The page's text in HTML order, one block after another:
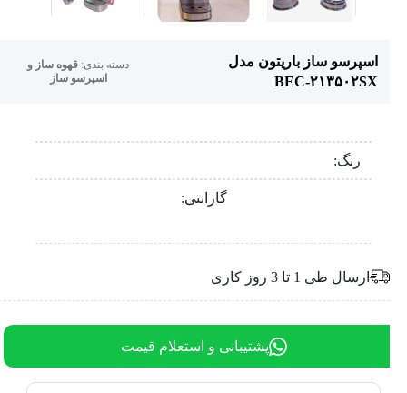
اسپرسو ساز باریتون مدل
BEC-۲۱۳۵۰۲SX
دسته بندی:قهوه ساز و
اسپرسو ساز
رنگ:
گارانتی:
ارسال طی 1 تا 3 روز کاری
پشتیبانی و استعلام قیمت